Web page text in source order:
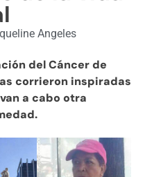
Angeles
del Cáncer de
corrieron inspiradas
a cabo otra